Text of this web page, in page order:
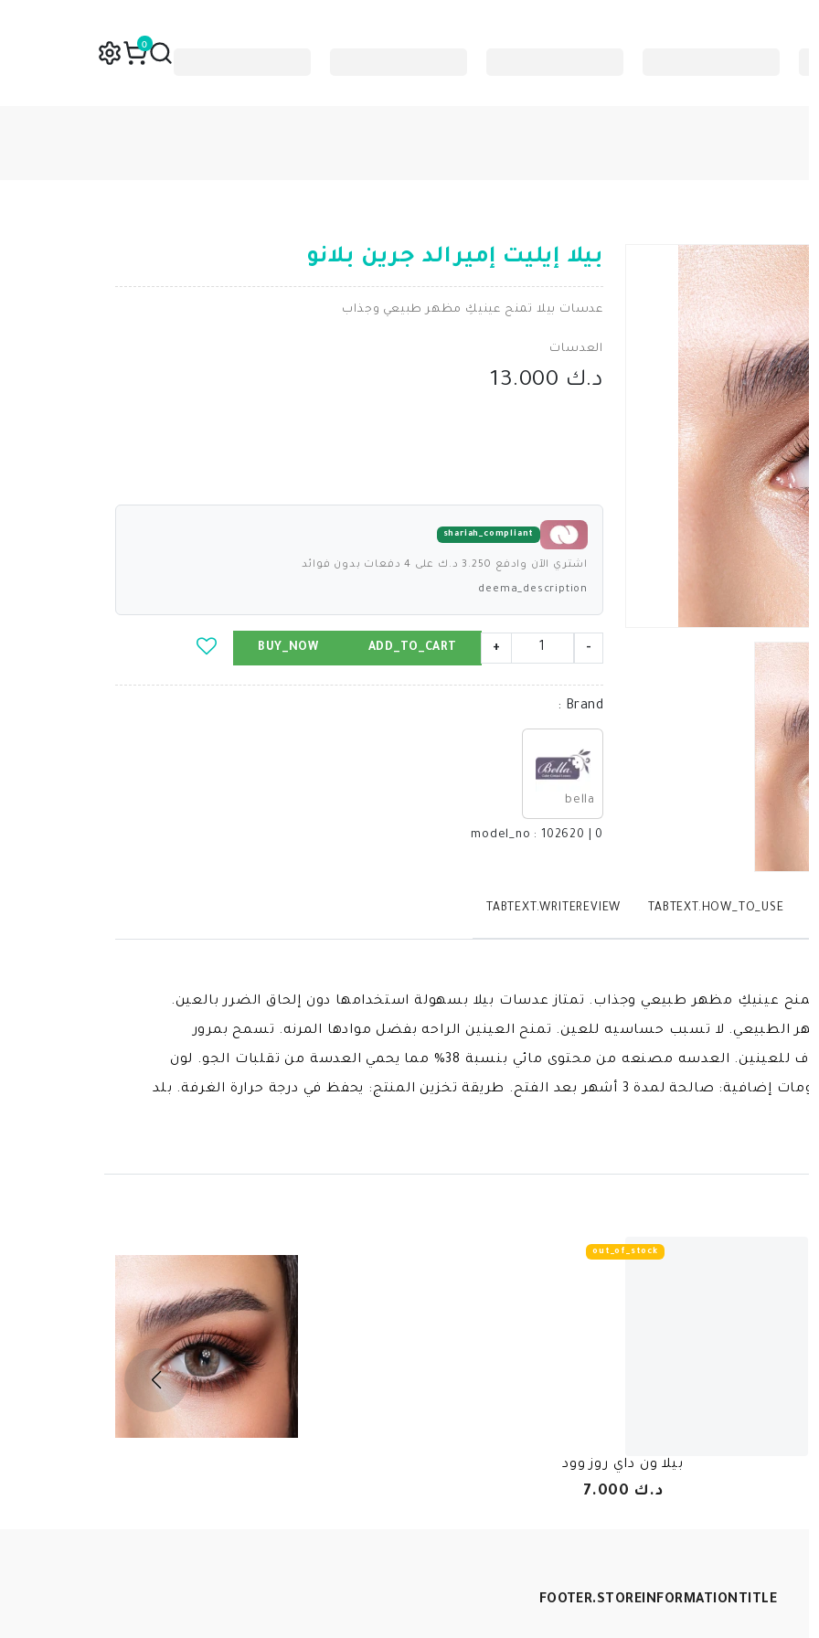
0
بيلا إيليت إميرالد جرين بلانو
عدسات بيلا تمنح عينيكِ مظهر طبيعي وجذاب
العدسات
د.ك 13.000
shariah_compliant
اشتري الآن وادفع 3.250 د.ك على 4 دفعات بدون فوائد
deema_description
-
+
ADD_TO_CART
BUY_NOW
Brand
:
bella
model_no : 102620 0
TABTEXT.HOW_TO_USE
TABTEXT.WRITEREVIEW
تمنح عينيكِ مظهر طبيعي وجذاب. تمتاز عدسات بيلا بسهولة استخدامها دون إلحاق الضرر بالعين.
الطبيعي. لا تسبب حساسيه للعين. تمنح العينين الراحه بفضل موادها المرنه. تسمح بمرور
الأكسجين في العين فبالتالي لا تسبب جفاف للعينين. العدسه مصنعه من محتوى مائي بنسبة 38% مما يحمي العدسة من تقلبات الجو. لون
العدسة: بيلا إيليت إميرالد جرين بلانو معلومات إضافية: صالحة لمدة 3 أشهر بعد الفتح. طريقة تخزين المنتج: يحفظ في درجة حرارة الغرفة. بلد
out_of_stock
بيلا ون داي روز وود
د.ك 7.000
FOOTER.STOREINFORMATIONTITLE